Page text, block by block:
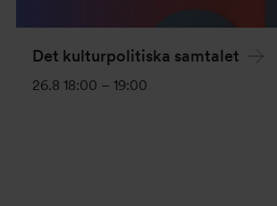
Det kulturpolitiska samtalet
26.8 18:00 – 19:00